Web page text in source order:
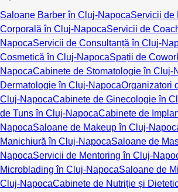
Saloane Barber în Cluj-NapocaServicii de
Corporală în Cluj-NapocaServicii de
NapocaServicii de Consultanță în Cluj-
Cosmetică în Cluj-NapocaSpații de
NapocaCabinete de Stomatologie în Cluj-
Dermatologie în Cluj-NapocaOrganizatori
Cluj-NapocaCabinete de Ginecologie în
de Tuns în Cluj-NapocaCabinete de
NapocaSaloane de Makeup în Cluj-
Manichiură în Cluj-NapocaSaloane de
NapocaServicii de Mentoring în Cluj-
Microblading în Cluj-NapocaSaloane de
Cluj-NapocaCabinete de Nutriție și